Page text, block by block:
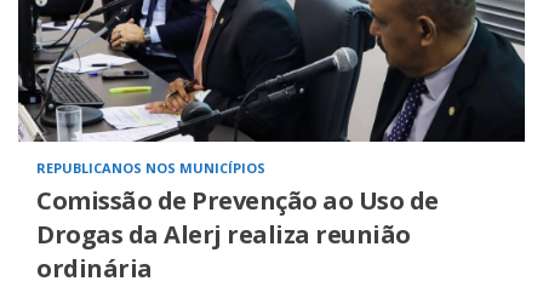
REPUBLICANOS NOS MUNICÍPIOS
Comissão de Prevenção ao Uso de
Drogas da Alerj realiza reunião
ordinária